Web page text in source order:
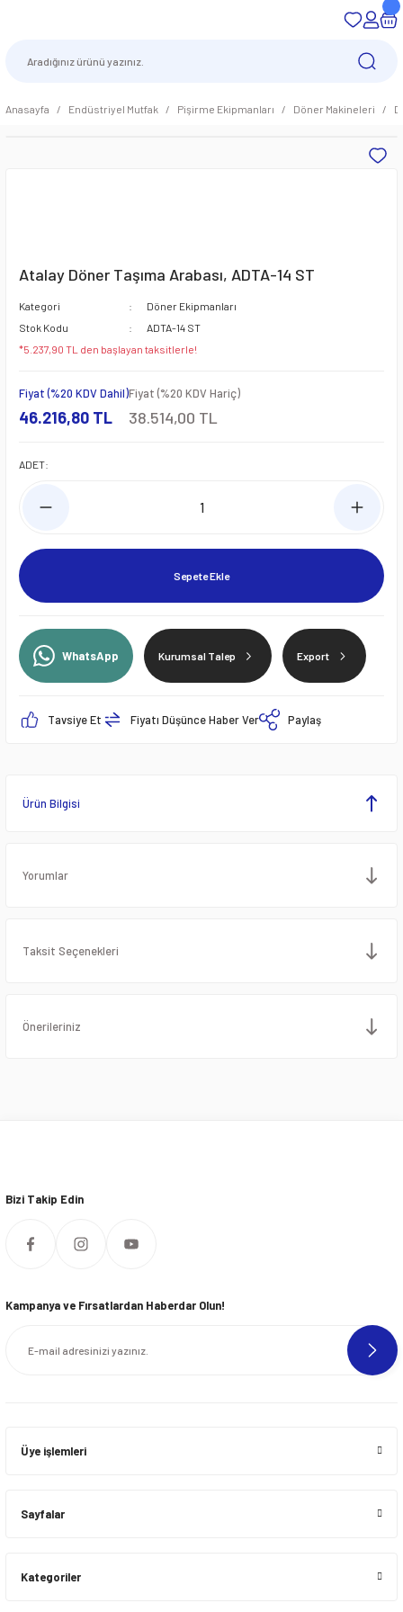
Anasayfa Endüstriyel Mutfak Pişirme Ekipmanları Döner Makineleri
Atalay Döner Taşıma Arabası, ADTA-14 ST
Kategori
Döner Ekipmanları
Stok Kodu
ADTA-14 ST
*5.237,90 TL den başlayan taksitlerle!
Fiyat (%20 KDV Dahil)
46.216,80 TL
Fiyat (%20 KDV Hariç)
38.514,00 TL
ADET:
Sepete Ekle
WhatsApp Kurumsal Talep Export
Tavsiye Et Fiyatı Düşünce Haber Ver Paylaş
Ürün Bilgisi
Yorumlar
Taksit Seçenekleri
Önerileriniz
Bizi Takip Edin
Kampanya ve Fırsatlardan Haberdar Olun!
Üye işlemleri
Sayfalar
Kategoriler